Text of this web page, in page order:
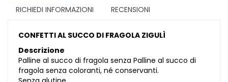
RICHIEDI INFORMAZIONI RECENSIONI
CONFETTI AL SUCCO DI FRAGOLA ZIGULÌ
Descrizione
Palline al succo di fragola senza Palline al succo di
fragola senza coloranti, né conservanti.